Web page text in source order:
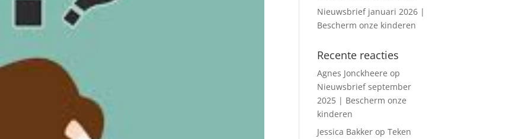
Nieuwsbrief januari 2026 |
Bescherm onze kinderen
Recente reacties
Agnes Jonckheere op
Nieuwsbrief september
2025 | Bescherm onze
kinderen
Jessica Bakker opTeken